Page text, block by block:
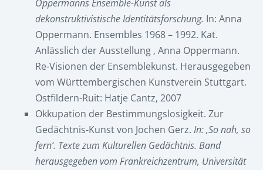
Oppermanns Ensemble-Kunst als
dekonstruktivistische Identitätsforschung. In: Anna
Oppermann. Ensembles 1968 – 1992. Kat.
Anlässlich der Ausstellung ‚ Anna Oppermann.
Re-Visionen der Ensemblekunst. Herausgegeben
vom Württembergischen Kunstverein Stuttgart.
Ostfildern-Ruit: Hatje Cantz, 2007
Okkupation der Bestimmungslosigkeit. Zur
Gedächtnis-Kunst von Jochen Gerz. In: ‚So nah, so
fern‘. Texte zum Kulturellen Gedächtnis. Band
herausgegeben vom Frankreichzentrum, Universität